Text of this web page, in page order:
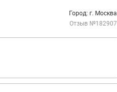
Город: г. Москва
Отзыв №182907